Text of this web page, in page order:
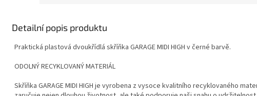
Detailní popis produktu
Praktická plastová dvoukřídlá skříňka GARAGE MIDI HIGH v černé barvě.
ODOLNÝ RECYKLOVANÝ MATERIÁL
Skříňka GARAGE MIDI HIGH je vyrobena z vysoce kvalitního recyklovaného